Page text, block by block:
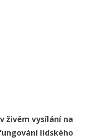
živém vysílání na
lidského